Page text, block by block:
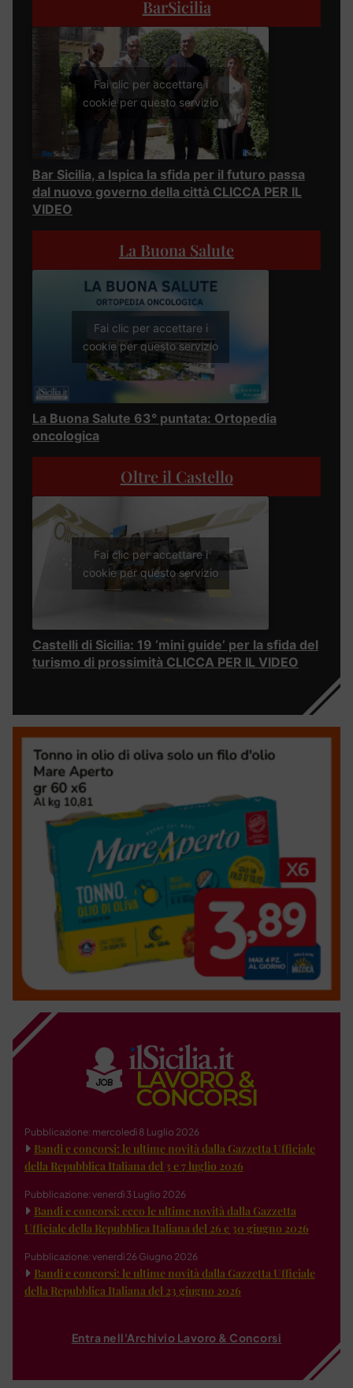
BarSicilia
Fai clic per accettare i
cookie per questo servizio
Bar Sicilia, a Ispica la sfida per il futuro passa
dal nuovo governo della città CLICCA PER IL
VIDEO
La Buona Salute
Fai clic per accettare i
cookie per questo servizio
La Buona Salute 63° puntata: Ortopedia
oncologica
Oltre il Castello
Fai clic per accettare i
cookie per questo servizio
Castelli di Sicilia: 19 ‘mini guide’ per la sfida del
turismo di prossimità CLICCA PER IL VIDEO
Pubblicazione: mercoledì 8 Luglio 2026
Bandi e concorsi: le ultime novità dalla Gazzetta Ufficiale
della Repubblica Italiana del 3 e 7 luglio 2026
Pubblicazione: venerdì 3 Luglio 2026
Bandi e concorsi: ecco le ultime novità dalla Gazzetta
Ufficiale della Repubblica Italiana del 26 e 30 giugno 2026
Pubblicazione: venerdì 26 Giugno 2026
Bandi e concorsi: le ultime novità dalla Gazzetta Ufficiale
della Repubblica Italiana del 23 giugno 2026
Entra nell'Archivio Lavoro & Concorsi